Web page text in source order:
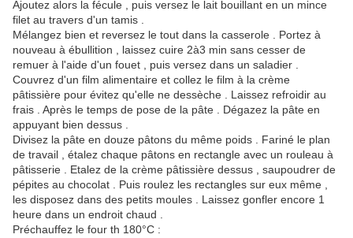
Ajoutez alors la fécule , puis versez le lait bouillant en un mince
filet au travers d'un tamis .
Mélangez bien et reversez le tout dans la casserole . Portez à
nouveau à ébullition , laissez cuire 2à3 min sans cesser de
remuer à l'aide d'un fouet , puis versez dans un saladier .
Couvrez d'un film alimentaire et collez le film à la crème
pâtissière pour évitez qu'elle ne dessèche . Laissez refroidir au
frais . Après le temps de pose de la pâte . Dégazez la pâte en
appuyant bien dessus .
Divisez la pâte en douze pâtons du même poids . Fariné le plan
de travail , étalez chaque pâtons en rectangle avec un rouleau à
pâtisserie . Etalez de la crème pâtissière dessus , saupoudrer de
pépites au chocolat . Puis roulez les rectangles sur eux même ,
les disposez dans des petits moules . Laissez gonfler encore 1
heure dans un endroit chaud .
Préchauffez le four th 180°C :